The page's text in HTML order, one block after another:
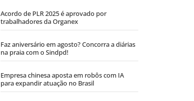
Acordo de PLR 2025 é aprovado por
trabalhadores da Organex
Faz aniversário em agosto? Concorra a diárias
na praia com o Sindpd!
Empresa chinesa aposta em robôs com IA
para expandir atuação no Brasil